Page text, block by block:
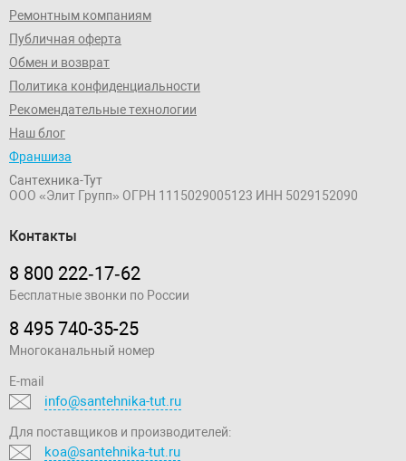
Ремонтным компаниям
Публичная оферта
Обмен и возврат
Политика конфиденциальности
Рекомендательные технологии
Наш блог
Франшиза
Сантехника-Тут
ООО «Элит Групп» ОГРН 1115029005123 ИНН 5029152090
Контакты
8 800 222‑17‑62
Бесплатные звонки по России
8 495 740-35-25
Многоканальный номер
E-mail
info@santehnika-tut.ru
Для поставщиков и производителей:
koa@santehnika-tut.ru